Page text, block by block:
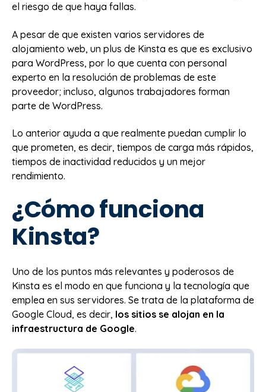
el riesgo de que haya fallas.
A pesar de que existen varios servidores de
alojamiento web, un plus de Kinsta es que es exclusivo
para WordPress, por lo que cuenta con personal
experto en la resolución de problemas de este
proveedor; incluso, algunos trabajadores forman
parte de WordPress.
Lo anterior ayuda a que realmente puedan cumplir lo
que prometen, es decir, tiempos de carga más rápidos,
tiempos de inactividad reducidos y un mejor
rendimiento.
¿Cómo funciona
Kinsta?
Uno de los puntos más relevantes y poderosos de
Kinsta es el modo en que funciona y la tecnología que
emplea en sus servidores. Se trata de la plataforma de
Google Cloud, es decir, los sitios se alojan en la
infraestructura de Google.